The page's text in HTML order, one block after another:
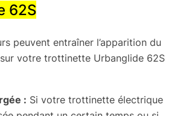
62S
peuvent entraîner l’apparition du
votre trottinette Urbanglide 62S
: Si votre trottinette électrique